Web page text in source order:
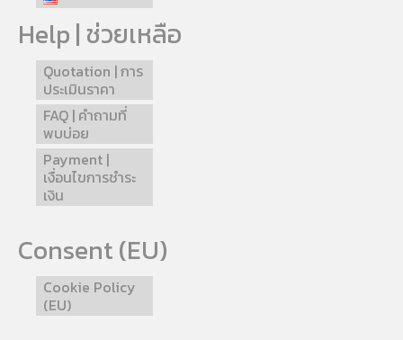
Help | ช่วยเหลือ
Quotation | การ
ประเมินราคา
FAQ | คำถามที่
พบบ่อย
Payment |
เงื่อนไขการชำระ
เงิน
Consent (EU)
Cookie Policy
(EU)